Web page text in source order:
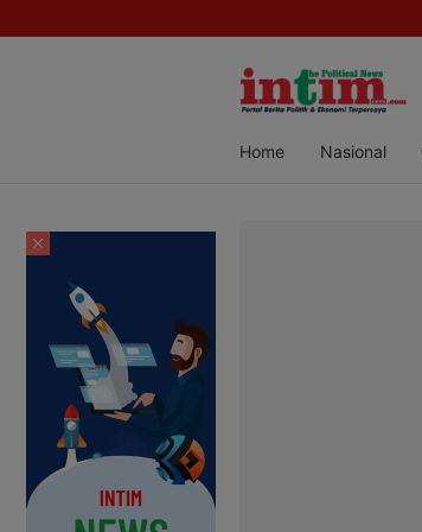
Sabu di Pangkalan Bun, Dua Pelaku Diamankan
Home Nasional